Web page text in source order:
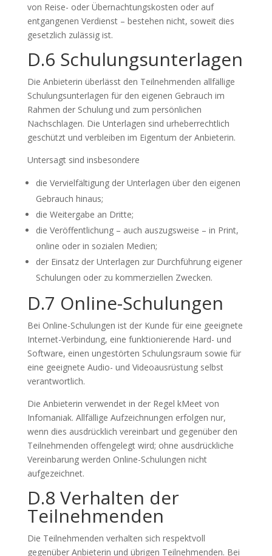
von Reise- oder Übernachtungskosten oder auf
entgangenen Verdienst – bestehen nicht, soweit dies
gesetzlich zulässig ist.
D.6 Schulungsunterlagen
Die Anbieterin überlässt den Teilnehmenden allfällige
Schulungsunterlagen für den eigenen Gebrauch im
Rahmen der Schulung und zum persönlichen
Nachschlagen. Die Unterlagen sind urheberrechtlich
geschützt und verbleiben im Eigentum der Anbieterin.
Untersagt sind insbesondere
die Vervielfältigung der Unterlagen über den eigenen
Gebrauch hinaus;
die Weitergabe an Dritte;
die Veröffentlichung – auch auszugsweise – in Print,
online oder in sozialen Medien;
der Einsatz der Unterlagen zur Durchführung eigener
Schulungen oder zu kommerziellen Zwecken.
D.7 Online-Schulungen
Bei Online-Schulungen ist der Kunde für eine geeignete
Internet-Verbindung, eine funktionierende Hard- und
Software, einen ungestörten Schulungsraum sowie für
eine geeignete Audio- und Videoausrüstung selbst
verantwortlich.
Die Anbieterin verwendet in der Regel kMeet von
Infomaniak. Allfällige Aufzeichnungen erfolgen nur,
wenn dies ausdrücklich vereinbart und gegenüber den
Teilnehmenden offengelegt wird; ohne ausdrückliche
Vereinbarung werden Online-Schulungen nicht
aufgezeichnet.
D.8 Verhalten der
Teilnehmenden
Die Teilnehmenden verhalten sich respektvoll
gegenüber Anbieterin und übrigen Teilnehmenden. Bei